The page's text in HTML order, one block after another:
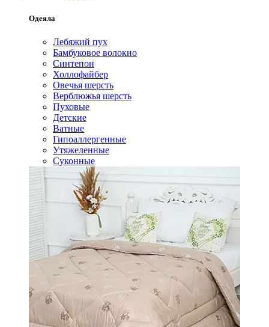
Одеяла
Лебяжий пух
Бамбуковое волокно
Синтепон
Холлофайбер
Овечья шерсть
Верблюжья шерсть
Пуховые
Детские
Ватные
Гипоаллергенные
Утяжеленные
Суконные